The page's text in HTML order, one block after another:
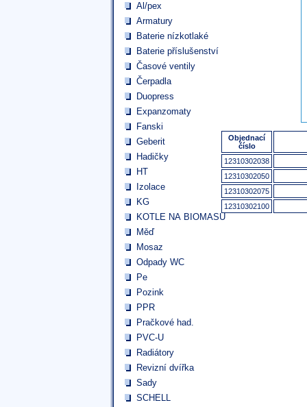
Al/pex
Armatury
Baterie nízkotlaké
Baterie příslušenství
Časové ventily
Čerpadla
Duopress
Expanzomaty
Fanski
Geberit
Hadičky
HT
Izolace
KG
KOTLE NA BIOMASU
Měď
Mosaz
Odpady WC
Pe
Pozink
PPR
Pračkové had.
PVC-U
Radiátory
Revizní dvířka
Sady
SCHELL
Objednací
číslo
12310302038
12310302050
12310302075
12310302100